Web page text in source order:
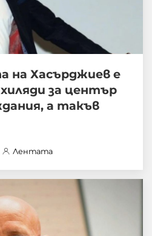
на Хасърджиев е
за център
а такъв
Лентата